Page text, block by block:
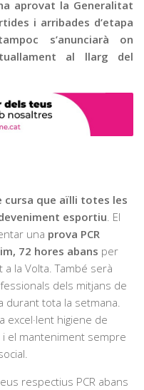
aprovat la Generalitat
i arribades d’etapa
s’anunciarà on
al llarg del
cursa que aïlli totes les
esportiu . El
una prova PCR
72 hores abans per
la Volta. També serà
dels mitjans de
durant tota la setmana.
excel·lent higiene de
i el manteniment sempre
respectius PCR abans